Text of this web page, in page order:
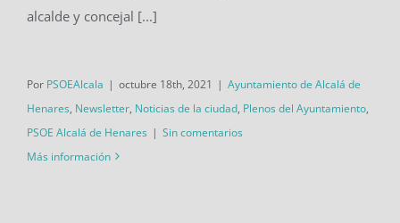
alcalde y concejal [...]
Por PSOEAlcala | octubre 18th, 2021 | Ayuntamiento de Alcalá de
Henares, Newsletter, Noticias de la ciudad, Plenos del Ayuntamiento,
PSOE Alcalá de Henares | Sin comentarios
Más información